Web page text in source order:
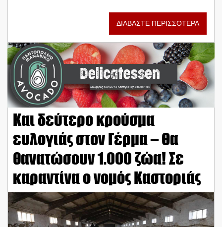
ΔΙΑΒΑΣΤΕ ΠΕΡΙΣΣΟΤΕΡΑ
Και δεύτερο κρούσμα
ευλογιάς στον Γέρμα – Θα
θανατώσουν 1.000 ζώα! Σε
καραντίνα ο νομός Καστοριάς